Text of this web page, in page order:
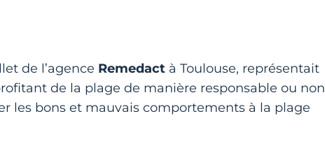
de l’agence Remedact à Toulouse, représentait
de la plage de manière responsable ou
les bons et mauvais comportements à la plage